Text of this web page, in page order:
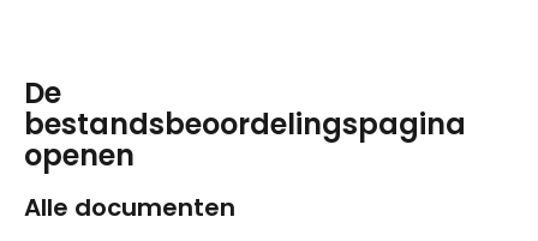
De
bestandsbeoordelingspagina
openen
Alle documenten